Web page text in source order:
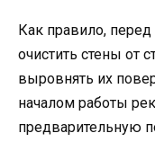
Как правило,
очистить стены от
выровнять их
началом работы
предварительную